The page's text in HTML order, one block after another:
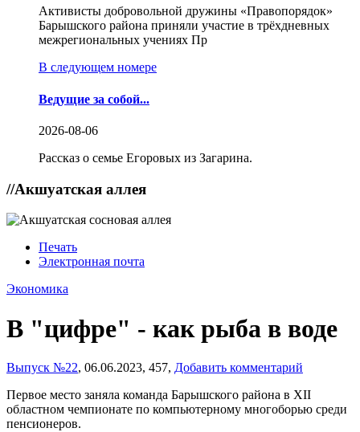
Активисты добровольной дружины «Правопорядок»
Барышского района приняли участие в трёхдневных
межрегиональных учениях Пр
В следующем номере
Ведущие за собой...
2026-08-06
Рассказ о семье Егоровых из Загарина.
//Акшуатская аллея
Печать
Электронная почта
Экономика
В "цифре" - как рыба в воде
Выпуск №22, 06.06.2023, 457, Добавить комментарий
Первое место заняла команда Барышского района в XII
областном чемпионате по компьютерному многоборью среди
пенсионеров.